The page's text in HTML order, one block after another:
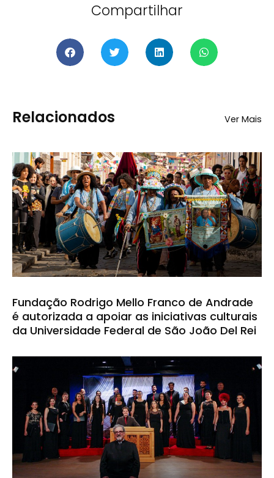
Compartilhar
Relacionados Ver Mais
Fundação Rodrigo Mello Franco de Andrade
é autorizada a apoiar as iniciativas culturais
da Universidade Federal de São João Del Rei